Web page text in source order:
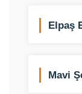
Elpaş
Mavi